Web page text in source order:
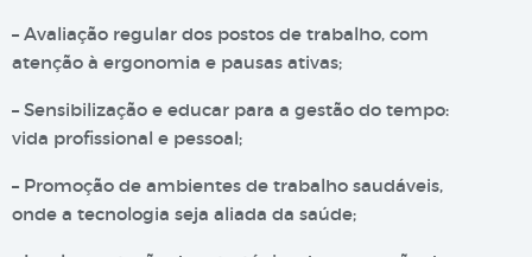
– Avaliação regular dos postos de trabalho, com
atenção à ergonomia e pausas ativas;
– Sensibilização e educar para a gestão do tempo:
vida profissional e pessoal;
– Promoção de ambientes de trabalho saudáveis,
onde a tecnologia seja aliada da saúde;